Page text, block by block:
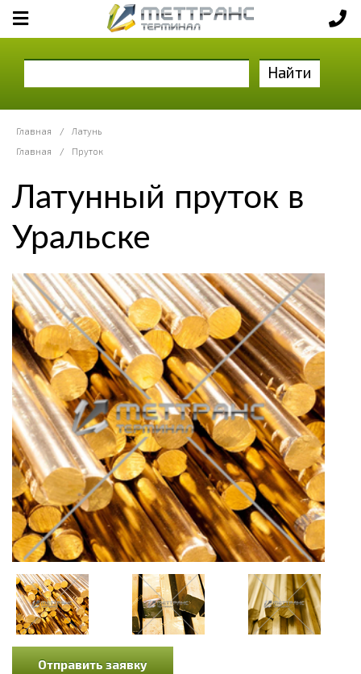
Найти
Главная /
Латунь
Главная
/ Пруток
Латунный пруток в
Уральске
Отправить заявку